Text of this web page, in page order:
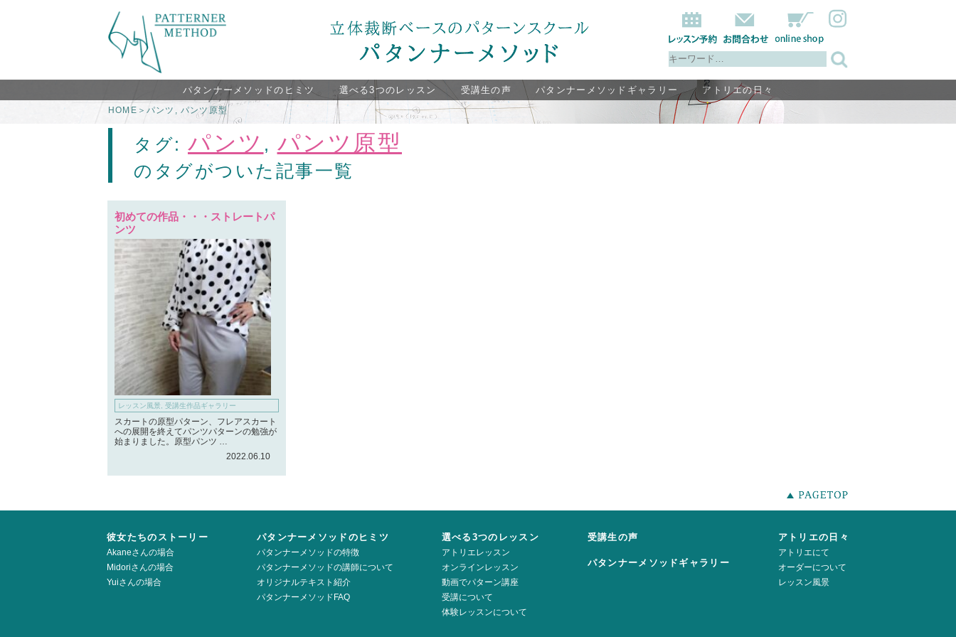
パタンナーメソッドのヒミツ 選べる3つのレッスン 受講生の声 パタンナーメソッドギャラリー アトリエの日々
HOME ＞パンツ ,パンツ原型
タグ: パンツ , パンツ原型
のタグがついた記事一覧
初めての作品・・・ストレートパ
ンツ
レッスン風景 受講生作品ギャラリー
スカートの原型パターン、フレアスカート
への展開を終えてパンツパターンの勉強が
始まりました。原型パンツ …
2022.06.10
彼女たちのストーリー
Akaneさんの場合
Midoriさんの場合
Yuiさんの場合
パタンナーメソッドのヒミツ
パタンナーメソッドの特徴
パタンナーメソッドの講師について
オリジナルテキスト紹介
パタンナーメソッドFAQ
選べる3つのレッスン
アトリエレッスン
オンラインレッスン
動画でパターン講座
受講について
体験レッスンについて
受講生の声
パタンナーメソッドギャラリー
アトリエの日々
アトリエにて
オーダーについて
レッスン風景